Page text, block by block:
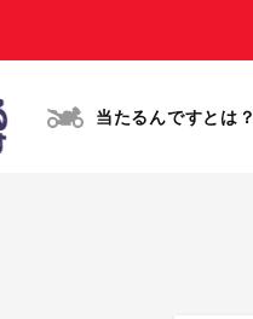
当たるんですとは？